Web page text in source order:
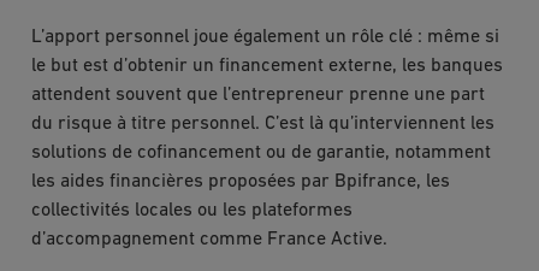
L’apport personnel joue également un rôle clé : même si
le but est d’obtenir un financement externe, les banques
attendent souvent que l’entrepreneur prenne une part
du risque à titre personnel. C’est là qu’interviennent les
solutions de cofinancement ou de garantie, notamment
les aides financières proposées par Bpifrance, les
collectivités locales ou les plateformes
d’accompagnement comme France Active.